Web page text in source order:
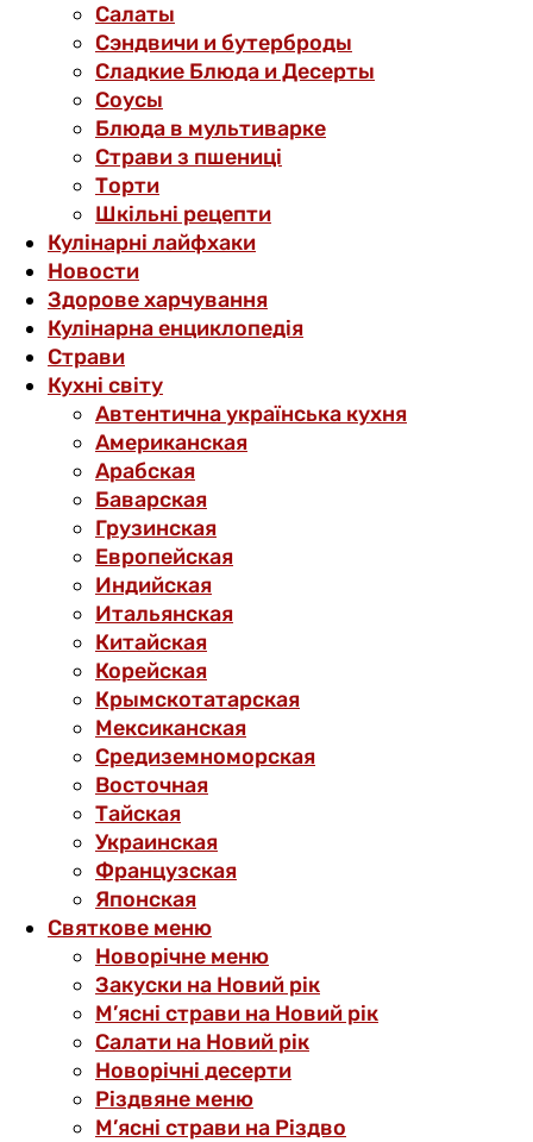
Салаты
Сэндвичи и бутерброды
Сладкие Блюда и Десерты
Соусы
Блюда в мультиварке
Страви з пшениці
Торти
Шкільні рецепти
Кулінарні лайфхаки
Новости
Здорове харчування
Кулінарна енциклопедія
Страви
Кухні світу
Автентична українська кухня
Американская
Арабская
Баварская
Грузинская
Европейская
Индийская
Итальянская
Китайская
Корейская
Крымскотатарская
Мексиканская
Средиземноморская
Восточная
Тайская
Украинская
Французская
Японская
Святкове меню
Новорічне меню
Закуски на Новий рік
М’ясні страви на Новий рік
Салати на Новий рік
Новорічні десерти
Різдвяне меню
М’ясні страви на Різдво